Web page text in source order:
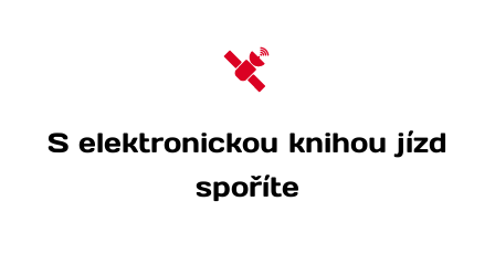
S elektronickou knihou jízd
spoříte